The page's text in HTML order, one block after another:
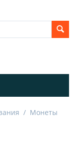
/ Монеты